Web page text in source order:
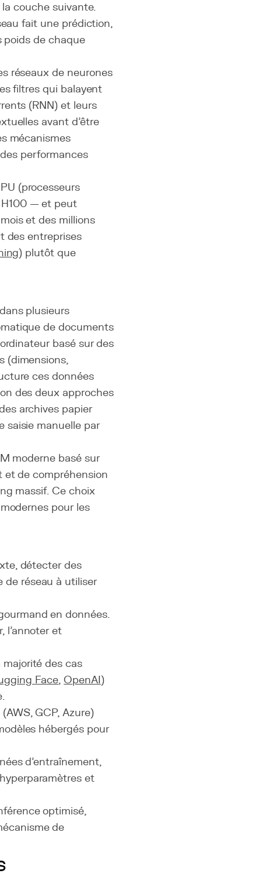
couche suivante.
fait une prédiction,
poids de chaque
réseaux de neurones
filtres qui balayent
(RNN) et leurs
avant d'être
mécanismes
performances
(processeurs
H100 — et peut
et des millions
des entreprises
) plutôt que
plusieurs
de documents
basé sur des
(dimensions,
ces données
des deux approches
archives papier
saisie manuelle par
moderne basé sur
et de compréhension
massif. Ce choix
pour les
détecter des
de réseau à utiliser
en données.
l'annoter et
majorité des cas
Face,OpenAI)
GCP, Azure)
hébergés pour
d'entraînement,
et
optimisé,
de